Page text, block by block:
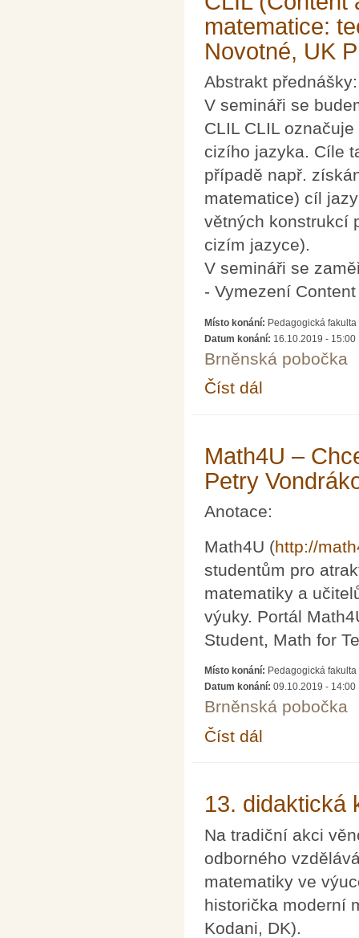
matematice:
Novotné, UK
Abstrakt přednášky:
V semináři se
CLIL CLIL
cizího jazyka. Cíle
případě např.
matematice) cíl
větných konstrukcí
cizím jazyce).
V semináři se
- Vymezení
Místo konání: Pedagogická
Datum konání: 16.10.2019 - 15:00
Brněnská pobočka
Číst dál
Math4U –
Petry
Anotace:
Math4U (http://
studentům pro
matematiky a
výuky. Portál
Student, Math for
Místo konání: Pedagogická
Datum konání: 09.10.2019 - 14:00
Brněnská pobočka
Číst dál
13. didaktická
Na tradiční akci
odborného
matematiky ve
historička moderní
Kodani, DK).